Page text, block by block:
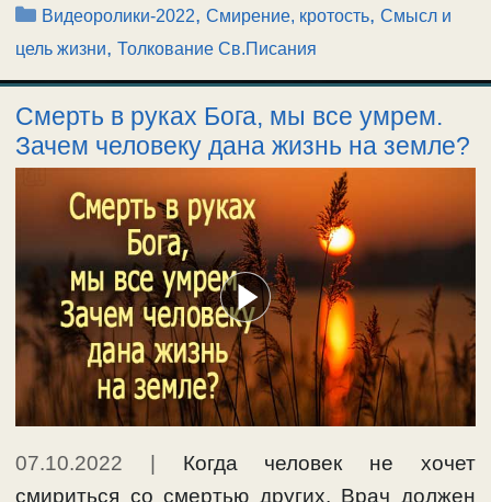
Рубрики
Видеоролики-2022,Смирение, кротость,Смысл и
цель жизни, Толкование Св.Писания
Смерть в руках Бога, мы все умрем.
Зачем человеку дана жизнь на земле?
07.10.2022 | Когда человек не хочет
смириться со смертью других. Врач должен